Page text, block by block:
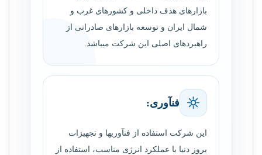
بازارهای هدف داخلی و کشورهای غرب و
شمال ایران و توسعه بازارهای صادراتی از
راهبردهای اصلی این شرکت می­باشد.
فن­آوری:
این شرکت استفاده از فن­آوری­ها و تجهیزات
بروز دنیا با عملکرد انرژی مناسب، استفاده از